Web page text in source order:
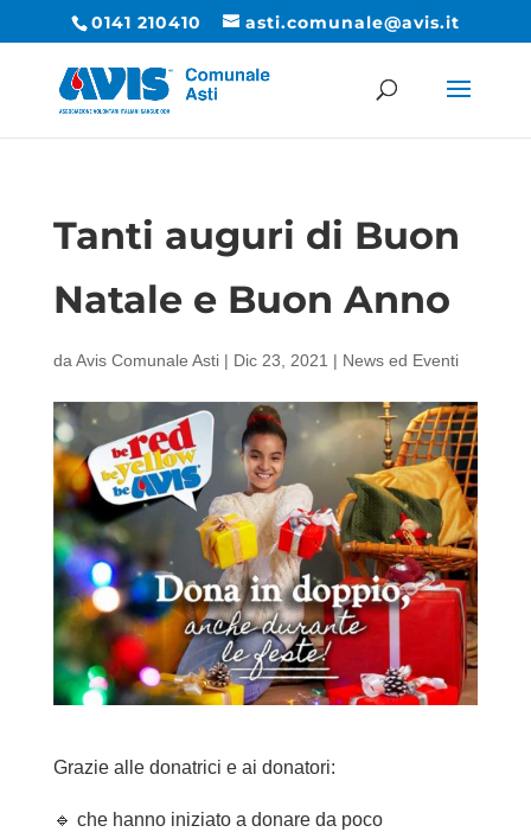
0141 210410 asti.comunale@avis.it
Tanti auguri di Buon
Natale e Buon Anno
da Avis Comunale Asti| Dic 23, 2021 | News ed Eventi
Grazie alle donatrici e ai donatori:
🔹 che hanno iniziato a donare da poco